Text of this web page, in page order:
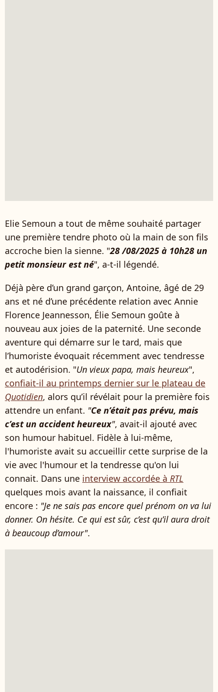
Elie Semoun a tout de même souhaité partager
une première tendre photo où la main de son fils
accroche bien la sienne. "28 /08/2025 à 10h28 un
petit monsieur est né", a-t-il légendé.
Déjà père d’un grand garçon, Antoine, âgé de 29
ans et né d’une précédente relation avec Annie
Florence Jeannesson, Élie Semoun goûte à
nouveau aux joies de la paternité. Une seconde
aventure qui démarre sur le tard, mais que
l’humoriste évoquait récemment avec tendresse
et autodérision. "Un vieux papa, mais heureux",
confiait-il au printemps dernier sur le plateau de
Quotidien, alors qu’il révélait pour la première fois
attendre un enfant. "Ce n’était pas prévu, mais
c’est un accident heureux", avait-il ajouté avec
son humour habituel. Fidèle à lui-même,
l'humoriste avait su accueillir cette surprise de la
vie avec l'humour et la tendresse qu'on lui
connait. Dans une interview accordée à RTL
quelques mois avant la naissance, il confiait
encore : "Je ne sais pas encore quel prénom on va lui
donner. On hésite. Ce qui est sûr, c’est qu’il aura droit
à beaucoup d’amour".